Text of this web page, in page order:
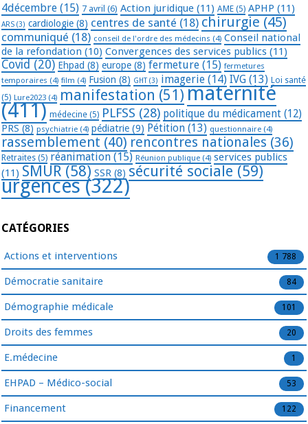
4décembre (15) 7 avril (6) Action juridique (11) AME (5) APHP (11)
ARS (3) cardiologie (8) centres de santé (18) chirurgie (45)
communiqué (18) conseil de l'ordre des médecins (4) Conseil national
de la refondation (10) Convergences des services publics (11)
Covid (20) Ehpad (8) europe (8) fermeture (15) fermetures
temporaires (4) film (4) Fusion (8) GHT(3) imagerie (14) IVG (13) Loi santé
(5) Lure2023 (4) manifestation (51) maternité
(411) médecine (5) PLFSS (28) politique du médicament (12)
PRS (8) psychiatrie (4) pédiatrie (9) Pétition (13) questionnaire (4)
rassemblement (40) rencontres nationales (36)
Retraites (5) réanimation (15) Réunion publique (4) services publics
(11) SMUR (58) SSR (8) sécurité sociale (59)
urgences(322)
CATÉGORIES
Actions et interventions 1 788
Démocratie sanitaire 84
Démographie médicale 101
Droits des femmes 20
E.médecine 1
EHPAD – Médico-social 53
Financement 122